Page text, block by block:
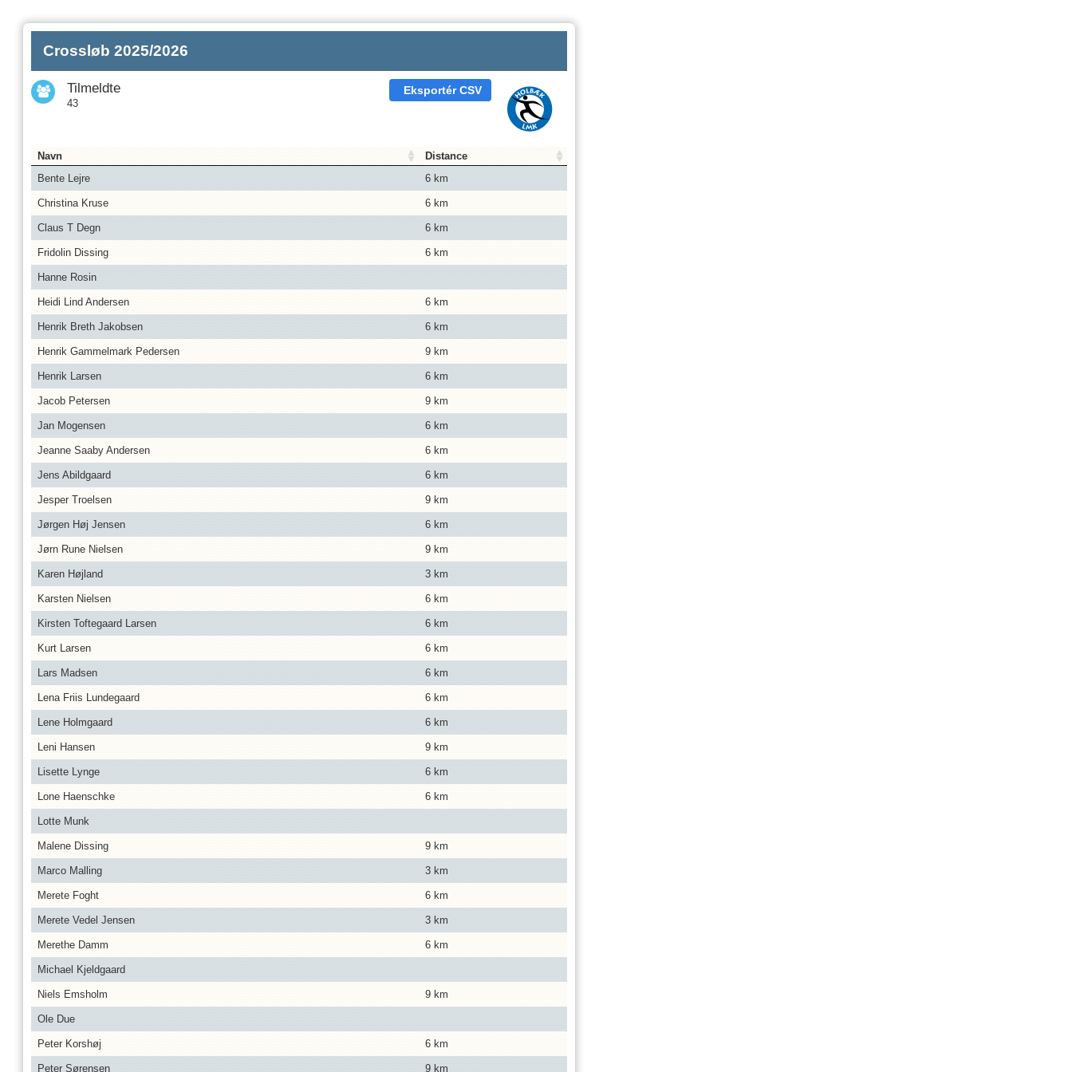
Crossløb 2025/2026
Tilmeldte
43
Eksportér CSV
Navn
Distance
Bente Lejre
6 km
Christina Kruse 6 km
Claus T Degn 6 km
Fridolin Dissing 6 km
Hanne Rosin
Heidi Lind Andersen 6 km
Henrik Breth Jakobsen 6 km
Henrik Gammelmark Pedersen 9 km
Henrik Larsen 6 km
Jacob Petersen 9 km
Jan Mogensen 6 km
Jeanne Saaby Andersen 6 km
Jens Abildgaard 6 km
Jesper Troelsen 9 km
Jørgen Høj Jensen 6 km
Jørn Rune Nielsen 9 km
Karen Højland 3 km
Karsten Nielsen 6 km
Kirsten Toftegaard Larsen 6 km
Kurt Larsen 6 km
Lars Madsen 6 km
Lena Friis Lundegaard 6 km
Lene Holmgaard 6 km
Leni Hansen 9 km
Lisette Lynge 6 km
Lone Haenschke 6 km
Lotte Munk
Malene Dissing 9 km
Marco Malling 3 km
Merete Foght 6 km
Merete Vedel Jensen 3 km
Merethe Damm 6 km
Michael Kjeldgaard
Niels Emsholm 9 km
Ole Due
Peter Korshøj 6 km
Peter Sørensen 9 km